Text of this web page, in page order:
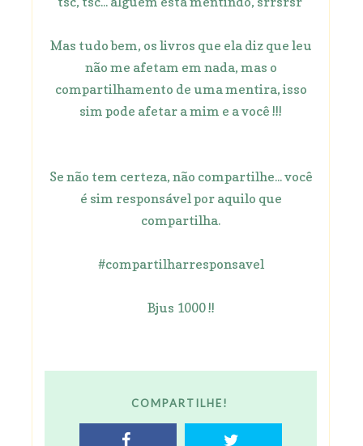
Mas tudo bem, os livros que ela diz que leu
não me afetam em nada, mas o
compartilhamento de uma mentira, isso
sim pode afetar a mim e a você !!!
Se não tem certeza, não compartilhe... você
é sim responsável por aquilo que
compartilha.
#compartilharresponsavel
Bjus 1000 !!
COMPARTILHE!